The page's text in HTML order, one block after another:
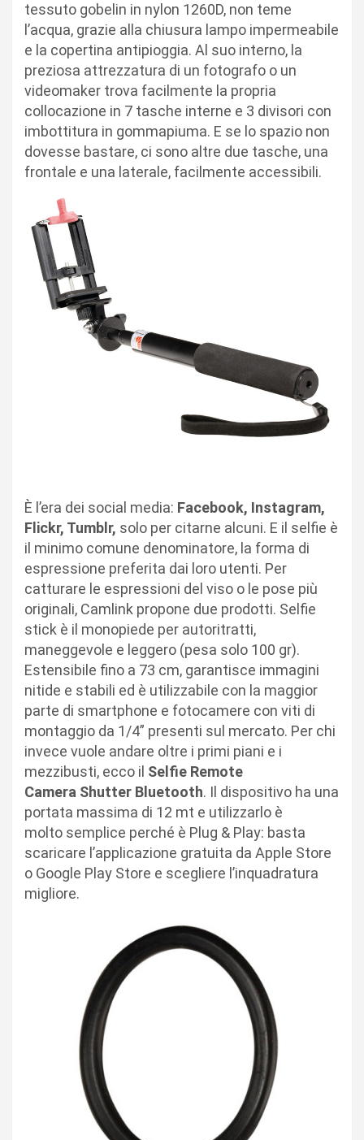
tessuto gobelin in nylon 1260D, non teme
l’acqua, grazie alla chiusura lampo impermeabile
e la copertina antipioggia. Al suo interno, la
preziosa attrezzatura di un fotografo o un
videomaker trova facilmente la propria
collocazione in 7 tasche interne e 3 divisori con
imbottitura in gommapiuma. E se lo spazio non
dovesse bastare, ci sono altre due tasche, una
frontale e una laterale, facilmente accessibili.
È l’era dei social media: Facebook, Instagram,
Flickr, Tumblr, solo per citarne alcuni. E il selfie è
il minimo comune denominatore, la forma di
espressione preferita dai loro utenti. Per
catturare le espressioni del viso o le pose più
originali, Camlink propone due prodotti. Selfie
stick è il monopiede per autoritratti,
maneggevole e leggero (pesa solo 100 gr).
Estensibile fino a 73 cm, garantisce immagini
nitide e stabili ed è utilizzabile con la maggior
parte di smartphone e fotocamere con viti di
montaggio da 1/4” presenti sul mercato. Per chi
invece vuole andare oltre i primi piani e i
mezzibusti, ecco il Selfie Remote
Camera Shutter Bluetooth. Il dispositivo ha una
portata massima di 12 mt e utilizzarlo è
molto semplice perché è Plug & Play: basta
scaricare l’applicazione gratuita da Apple Store
o Google Play Store e scegliere l’inquadratura
migliore.